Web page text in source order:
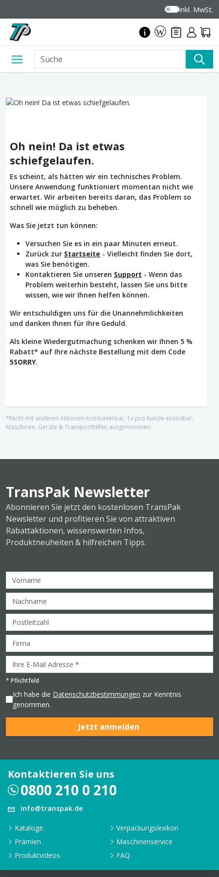
inkl. MwSt.
Oh nein! Da ist etwas
schiefgelaufen.
Es scheint, als hätten wir ein technisches Problem.
Unsere Anwendung funktioniert momentan nicht wie
erwartet. Wir arbeiten bereits daran, das Problem so
schnell wie möglich zu beheben.
Was Sie jetzt tun können:
Versuchen Sie es in ein paar Minuten erneut.
Zurück zur Startseite - Vielleicht finden Sie dort,
was Sie benötigen.
Kontaktieren Sie unseren Support - Wenn das
Problem weiterhin besteht, lassen Sie uns bitte
wissen, wie wir Ihnen helfen können.
Wir entschuldigen uns für die Unannehmlichkeiten
und danken Ihnen für Ihre Geduld.
Als kleine Wiedergutmachung schenken wir Ihnen 5 %
Rabatt* auf Ihre nächste Bestellung mit dem Code
5SORRY.
*Nicht mit anderen Aktionen kombinierbar, 1x pro Kunde einlösbar,
Maschinen, Geräte & Transporthilfen ausgenommen.
TransPak Newsletter
Abonnieren Sie jetzt den kostenlosen TransPak
Newsletter und profitieren Sie von attraktiven
Rabattaktionen, wissenswerten Infos,
Produktneuheiten & hilfreichen Tipps.
* Pflichtfeld
Ich habe die Datenschutzbestimmungen zur Kenntnis
genommen.
Jetzt anmelden
Kontaktieren Sie uns
0800 210 0 210
info@transpak.de
Kataloge
Verpackungslexikon
Prämien
Maschinenservice
Produktvideos
FAQ